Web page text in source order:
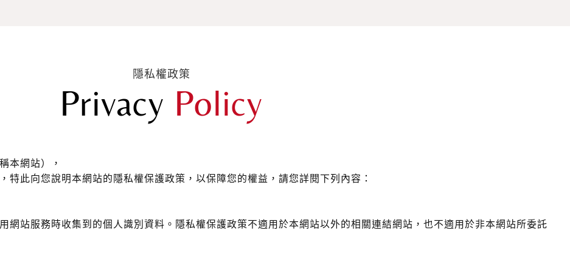
隱私權政策
Privacy Policy
本網站），
此向您說明本網站的隱私權保護政策，以保障您的權益，請您詳閱下列內容：
網站服務時收集到的個人識別資料。隱私權保護政策不適用於本網站以外的相關連結網站，也不適用於非本網站所委託